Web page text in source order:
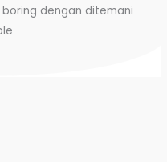
boring dengan ditemani